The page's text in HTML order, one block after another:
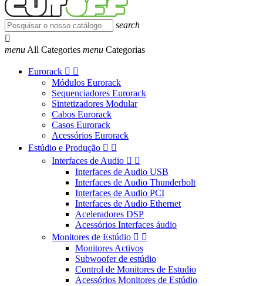
search

menu All Categories menu Categorias
Eurorack  
Módulos Eurorack
Sequenciadores Eurorack
Sintetizadores Modular
Cabos Eurorack
Casos Eurorack
Acessórios Eurorack
Estúdio e Produção  
Interfaces de Audio  
Interfaces de Audio USB
Interfaces de Audio Thunderbolt
Interfaces de Audio PCI
Interfaces de Audio Ethernet
Aceleradores DSP
Acessórios Interfaces áudio
Monitores de Estúdio  
Monitores Activos
Subwoofer de estúdio
Control de Monitores de Estudio
Acessórios Monitores de Estúdio